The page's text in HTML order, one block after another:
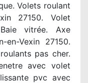
Volets roulant
27150. Volet
vitrée. Axe
Vexin 27150.
pas cher.
avec volet
pvc avec